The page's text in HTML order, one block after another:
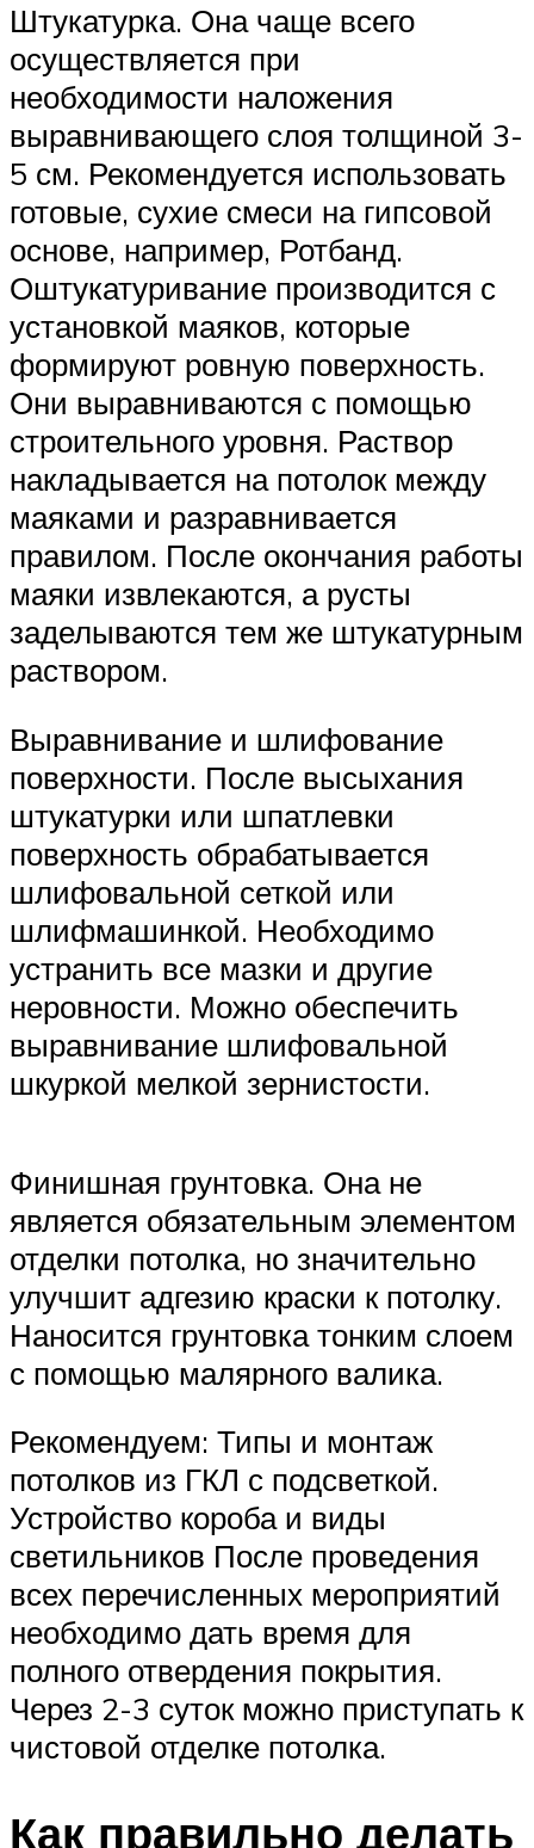
Штукатурка. Она чаще всего
осуществляется при
необходимости наложения
выравнивающего слоя толщиной 3-
5 см. Рекомендуется использовать
готовые, сухие смеси на гипсовой
основе, например, Ротбанд.
Оштукатуривание производится с
установкой маяков, которые
формируют ровную поверхность.
Они выравниваются с помощью
строительного уровня. Раствор
накладывается на потолок между
маяками и разравнивается
правилом. После окончания работы
маяки извлекаются, а русты
заделываются тем же штукатурным
раствором.
Выравнивание и шлифование
поверхности. После высыхания
штукатурки или шпатлевки
поверхность обрабатывается
шлифовальной сеткой или
шлифмашинкой. Необходимо
устранить все мазки и другие
неровности. Можно обеспечить
выравнивание шлифовальной
шкуркой мелкой зернистости.
Финишная грунтовка. Она не
является обязательным элементом
отделки потолка, но значительно
улучшит адгезию краски к потолку.
Наносится грунтовка тонким слоем
с помощью малярного валика.
Рекомендуем: Типы и монтаж
потолков из ГКЛ с подсветкой.
Устройство короба и виды
светильников После проведения
всех перечисленных мероприятий
необходимо дать время для
полного отвердения покрытия.
Через 2-3 суток можно приступать к
чистовой отделке потолка.
Как правильно делать